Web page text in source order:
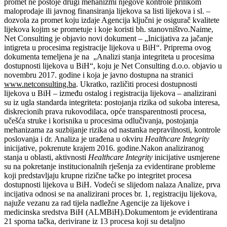
promet ne postoje drugi mehanizmi njegove kontrole prilikom
maloprodaje ili javnog finansiranja lijekova sa listi lijekova i sl. –
dozvola za promet koju izdaje Agencija ključni je osigurač kvalitete
lijekova kojim se prometuje i koje koristi bh. stanovništvo.Naime,
Net Consulting je objavio novi dokument – „Inicijativa za jačanje
intigreta u procesima registracije lijekova u BiH“. Priprema ovog
dokumenta temeljena je na „Analizi stanja integriteta u procesima
dostupnosti lijekova u BiH“, koju je Net Consulting d.o.o. objavio u
novembru 2017. godine i koja je javno dostupna na stranici
www.netconsulting.ba. Ukratko, različiti procesi dostupnosti
lijekova u BiH – između ostalog i registracija lijekova – analizirani
su iz ugla standarda integriteta: postojanja rizika od sukoba interesa,
diskrecionih prava rukovodilaca, opće transparentnosti procesa,
učešća struke i korisnika u procesima odlučivanja, postojanja
mehanizama za suzbijanje rizika od nastanka nepravilnosti, kontrole
poslovanja i dr. Analiza je urađena u okviru Healthcare Integrity
inicijative, pokrenute krajem 2016. godine.Nakon analiziranog
stanja u oblasti, aktivnosti Healthcare Integrity inicijative usmjerene
su na pokretanje institucionalnih rješenja za evidentirane probleme
koji predstavljaju krupne rizične tačke po integritet procesa
dostupnosti lijekova u BiH. Vodeći se slijedom nalaza Analize, prva
incijativa odnosi se na analizirani proces br. 1, registraciju lijekova,
najuže vezanu za rad tijela nadležne Agencije za lijekove i
medicinska sredstva BiH (ALMBiH).Dokumentom je evidentirana
21 sporna tačka, derivirane iz 13 procesa koji su detaljno